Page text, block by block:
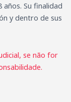
Su finalidad
y dentro de sus
se não for